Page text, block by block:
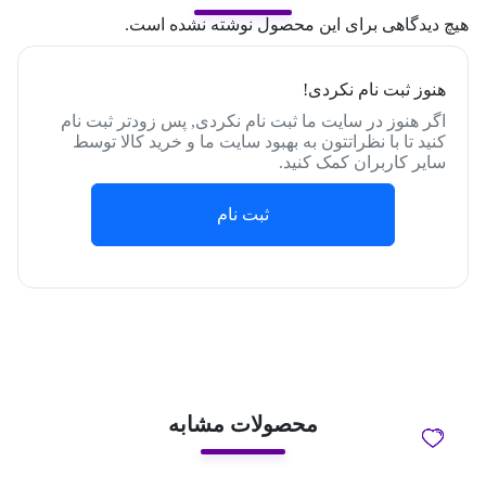
هیچ دیدگاهی برای این محصول نوشته نشده است.
هنوز ثبت نام نکردی!
اگر هنوز در سایت ما ثبت نام نکردی, پس زودتر ثبت نام
کنید تا با نظراتتون به بهبود سایت ما و خرید کالا توسط
سایر کاربران کمک کنید.
ثبت نام
محصولات مشابه